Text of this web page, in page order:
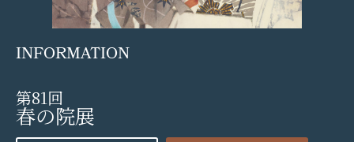
INFORMATION
第81回
春の院展